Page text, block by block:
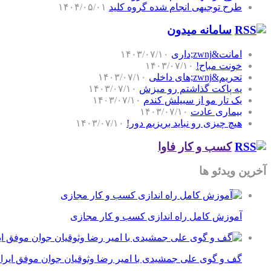
طرح توجیهی انجام شده گروه کلید ۱۴۰۴/۰۵/۰۱
سامانه میدون
امانت&zwnj;داری
۱۴۰۳/۰۷/۱۰
خونت مباح! ۱۴۰۳/۰۷/۱۰
تحریم&zwnj;های داخلی
۱۴۰۳/۰۷/۱۰
یه پاکت گذاشتم رو میزش ۱۴۰۳/۰۷/۱۰
یک تار مو از سبیلش کندم ۱۴۰۳/۰۷/۱۰
بیماری عادت ۱۴۰۳/۰۷/۱۰
هیچ چیزی رو نباید بریزیم دور! ۱۴۰۳/۰۷/۱۰
کسب و کار فاوا
آخرین ویدئو ها
آموزش کامل راه اندازی کسب و کار مجازی
گف و گوی علی جمشیدی با امیر رضا وثوقیان جوان موفق